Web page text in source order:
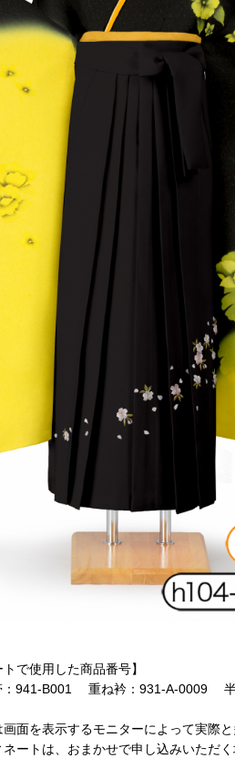
で使用した商品番号】
941-B001 重ね衿：931-A-0009
面を表示するモニターによって実際
ートは、おまかせで申し込みいただ